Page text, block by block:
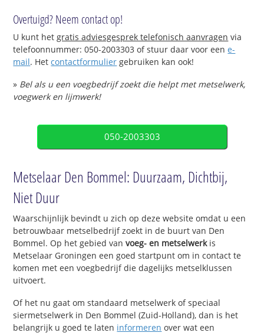
Overtuigd? Neem contact op!
U kunt hetgratis adviesgesprek telefonisch aanvragen via
telefoonnummer: 050-2003303 of stuur daar voor eene-
mail. Hetcontactformulier gebruiken kan ook!
» Bel als u een voegbedrijf zoekt die helpt met metselwerk,
voegwerk en lijmwerk!
050-2003303
Metselaar Den Bommel: Duurzaam, Dichtbij,
Niet Duur
Waarschijnlijk bevindt u zich op deze website omdat u een
betrouwbaar metselbedrijf zoekt in de buurt van Den
Bommel. Op het gebied van voeg- en metselwerkis
Metselaar Groningen een goed startpunt om in contact te
komen met een voegbedrijf die dagelijks metselklussen
uitvoert.
Of het nu gaat om standaard metselwerk of speciaal
siermetselwerk in Den Bommel (Zuid-Holland), dan is het
belangrijk u goed te laten informeren over wat een